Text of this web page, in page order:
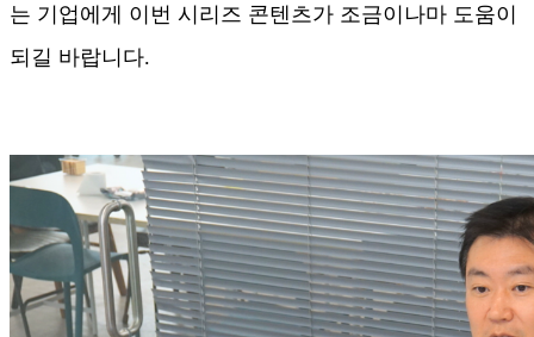
는 기업에게 이번 시리즈 콘텐츠가 조금이나마 도움이
되길 바랍니다.